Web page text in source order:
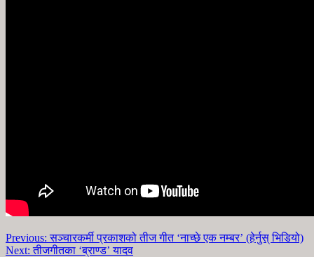
Previous: सञ्चारकर्मी प्रकाशको तीज गीत ‘नाच्छे एक नम्बर’ (हेर्नुस् भिडियो)
Next: तीजगीतका ‘ब्राण्ड’ यादव